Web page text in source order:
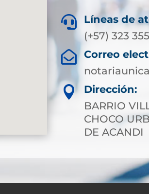

Líneas de
(+57) 323

Correo

Dirección:
BARRIO
CHOCO
DE ACANDI